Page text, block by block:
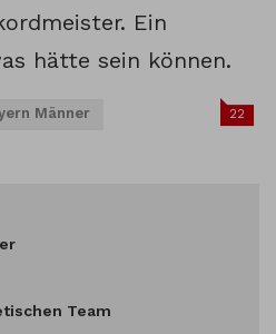
Ein
hätte sein können.
Männer 22
Team